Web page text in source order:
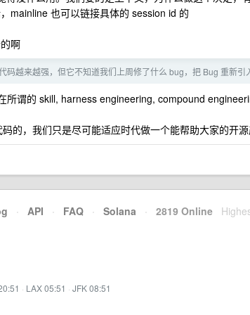
mainline 也可以链接具体的 session id 的
啊
码越来越强，但它不知道我们上周修了什么 bug，把 Bug 重新引
所谓的 skill, harness engineering, compound
的，我们只是尽可能适应时代做一个能帮助大家的开
· API · FAQ · Solana · 2819 Online
· LAX 05:51 · JFK 08:51